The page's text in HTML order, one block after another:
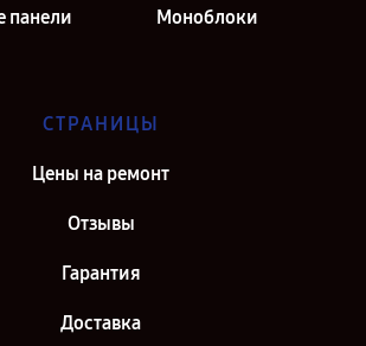
панели Моноблоки
СТРАНИЦЫ
Цены на ремонт
Отзывы
Гарантия
Доставка